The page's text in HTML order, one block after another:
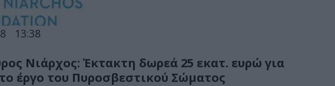
13:38
Νιάρχος: Έκτακτη δωρεά 25 εκατ. ευρώ για
έργο του Πυροσβεστικού Σώματος